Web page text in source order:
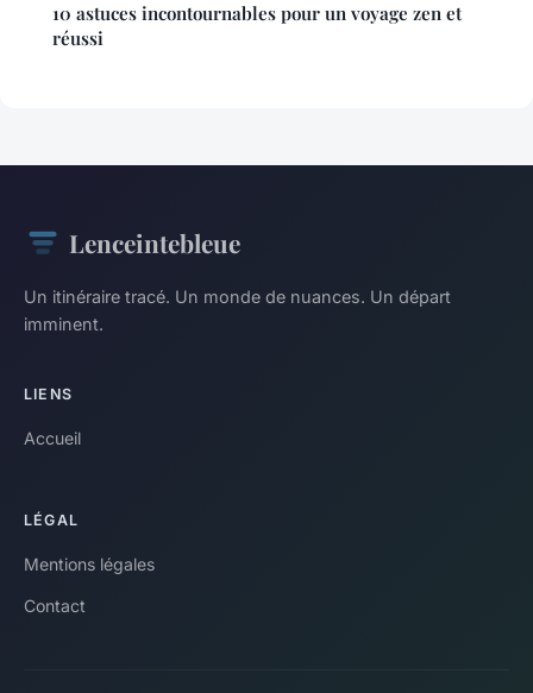
10 astuces incontournables pour un voyage zen et
réussi
Lenceintebleue
Un itinéraire tracé. Un monde de nuances. Un départ
imminent.
LIENS
Accueil
LÉGAL
Mentions légales
Contact